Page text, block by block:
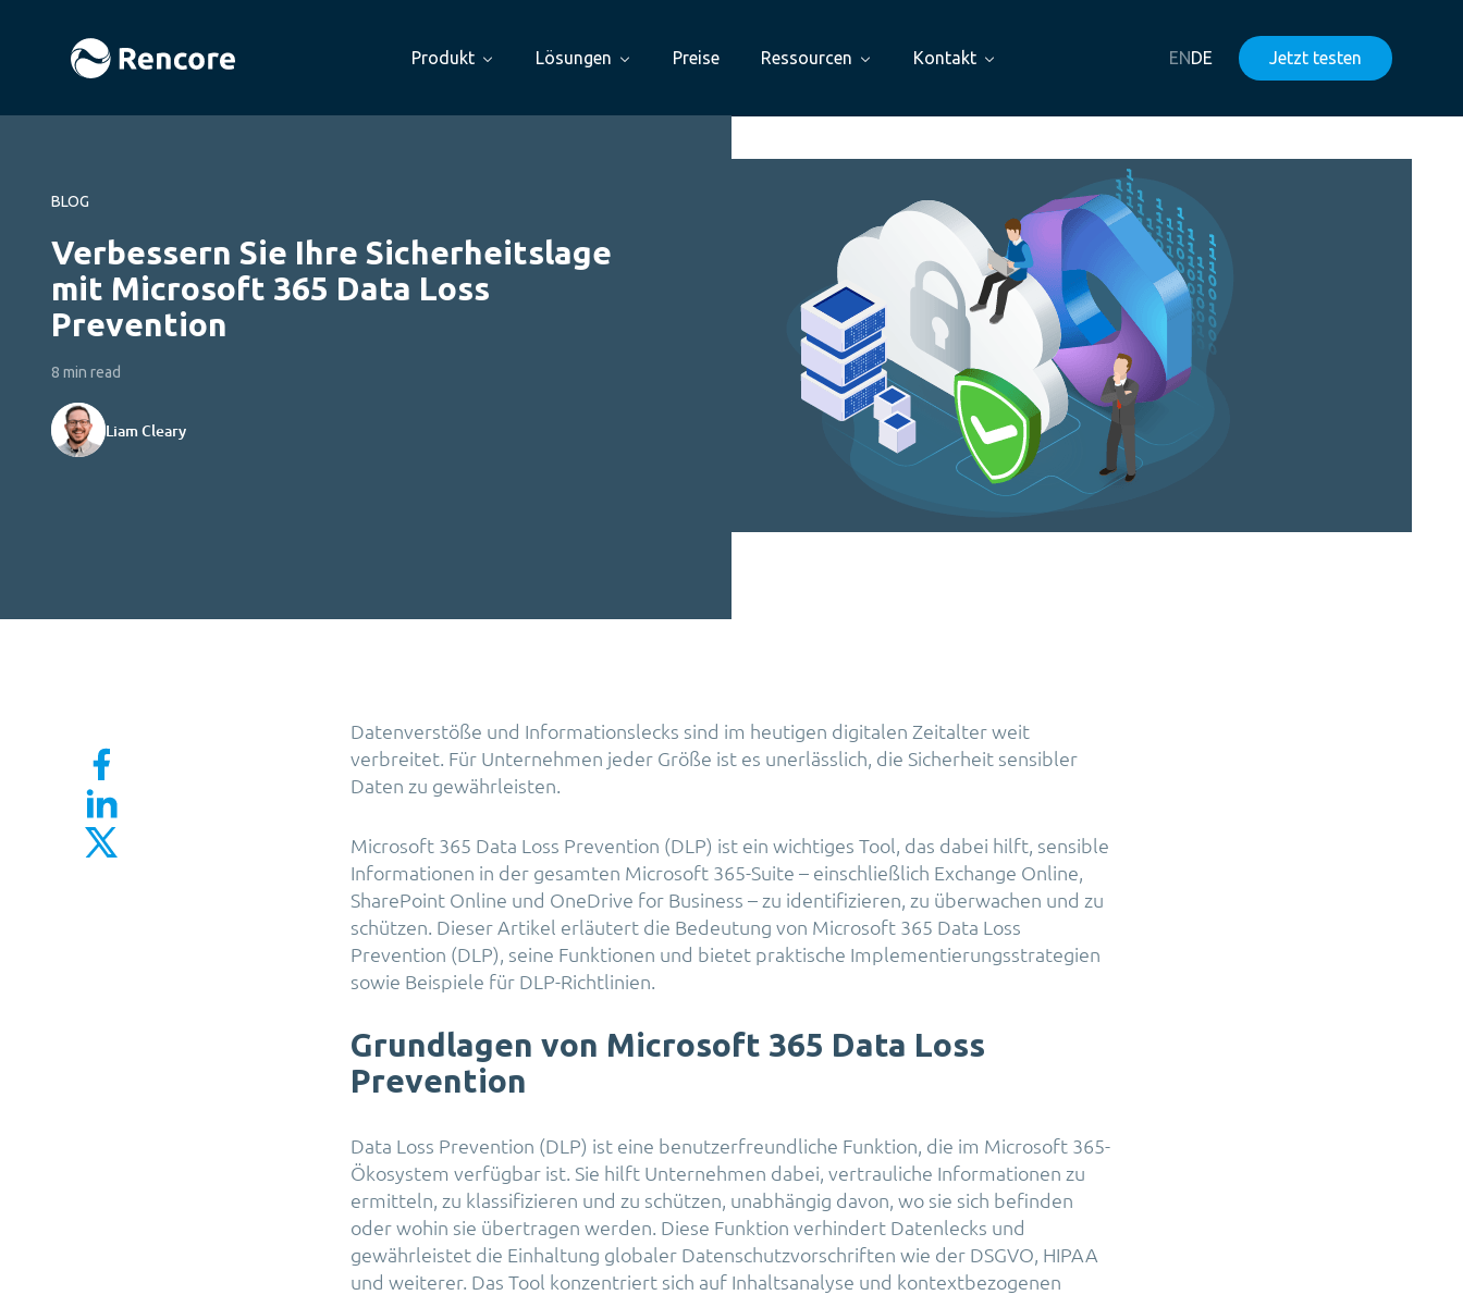
Produkt Lösungen Preise Ressourcen Kontakt ENDE Jetzt testen
BLOG
Verbessern Sie Ihre Sicherheitslage
mit Microsoft 365 Data Loss
Prevention
8 min read
Liam Cleary
Datenverstöße und Informationslecks sind im heutigen digitalen Zeitalter weit
verbreitet. Für Unternehmen jeder Größe ist es unerlässlich, die Sicherheit sensibler
Daten zu gewährleisten.
Microsoft 365 Data Loss Prevention (DLP) ist ein wichtiges Tool, das dabei hilft, sensible
Informationen in der gesamten Microsoft 365-Suite – einschließlich Exchange Online,
SharePoint Online und OneDrive for Business – zu identifizieren, zu überwachen und zu
schützen. Dieser Artikel erläutert die Bedeutung von Microsoft 365 Data Loss
Prevention (DLP), seine Funktionen und bietet praktische Implementierungsstrategien
sowie Beispiele für DLP-Richtlinien.
Grundlagen von Microsoft 365 Data Loss
Prevention
Data Loss Prevention (DLP) ist eine benutzerfreundliche Funktion, die im Microsoft 365-
Ökosystem verfügbar ist. Sie hilft Unternehmen dabei, vertrauliche Informationen zu
ermitteln, zu klassifizieren und zu schützen, unabhängig davon, wo sie sich befinden
oder wohin sie übertragen werden. Diese Funktion verhindert Datenlecks und
gewährleistet die Einhaltung globaler Datenschutzvorschriften wie der DSGVO, HIPAA
und weiterer. Das Tool konzentriert sich auf Inhaltsanalyse und kontextbezogenen